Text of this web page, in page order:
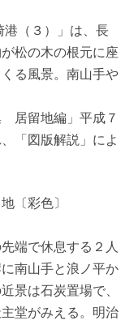
（３）」は、長
松の木の根元に座
る風景。南山手や
居留地編」平成７
「図版解説」によ
留地〔彩色〕
端で休息する２人
南山手と浪ノ平か
景は石炭置場で、
堂がみえる。明治